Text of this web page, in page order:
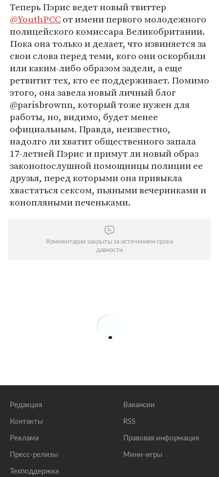
Теперь Пэрис ведет новый твиттер
@YouthPCCот имени первого молодежного
полицейского комиссара Великобритании.
Пока она только и делает, что извиняется за
свои слова перед теми, кого они оскорбили
или каким-либо образом задели, а еще
ретвитит тех, кто ее поддерживает. Помимо
этого, она завела новый личный блог
@parisbrownn, который тоже нужен для
работы, но, видимо, будет менее
официальным. Правда, неизвестно,
надолго ли хватит общественного запала
17-летней Пэрис и примут ли новый образ
законопослушной помощницы полиции ее
друзья, перед которыми она привыкла
хвастаться сексом, пьяными вечеринками и
конопляными печеньками.
Комментарии закрыты за истечением срока
давности
Редакция
Контакты
Реклама
Пресс-релизы
Техподдержка
Вакансии
RSS
Правовая информация
Мини-игры